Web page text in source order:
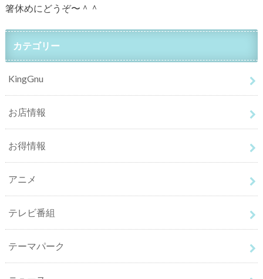
箸休めにどうぞ〜＾＾
カテゴリー
KingGnu
お店情報
お得情報
アニメ
テレビ番組
テーマパーク